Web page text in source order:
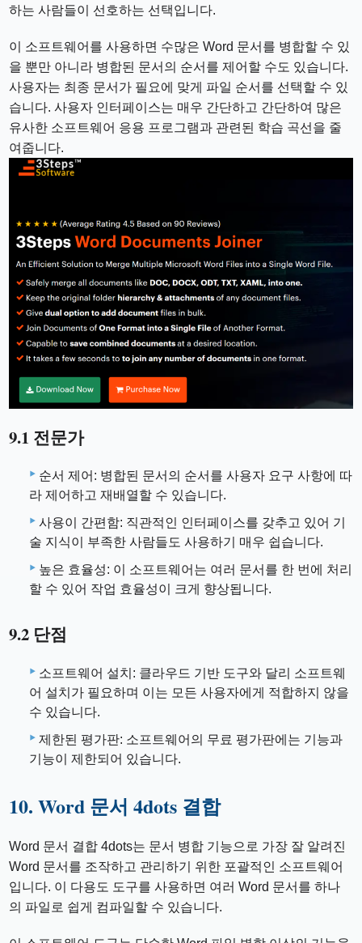
하는 사람들이 선호하는 선택입니다.
이 소프트웨어를 사용하면 수많은 Word 문서를 병합할 수 있
을 뿐만 아니라 병합된 문서의 순서를 제어할 수도 있습니다.
사용자는 최종 문서가 필요에 맞게 파일 순서를 선택할 수 있
습니다. 사용자 인터페이스는 매우 간단하고 간단하여 많은
유사한 소프트웨어 응용 프로그램과 관련된 학습 곡선을 줄
여줍니다.
9.1 전문가
순서 제어: 병합된 문서의 순서를 사용자 요구 사항에 따
라 제어하고 재배열할 수 있습니다.
사용이 간편함: 직관적인 인터페이스를 갖추고 있어 기
술 지식이 부족한 사람들도 사용하기 매우 쉽습니다.
높은 효율성: 이 소프트웨어는 여러 문서를 한 번에 처리
할 수 있어 작업 효율성이 크게 향상됩니다.
9.2 단점
소프트웨어 설치: 클라우드 기반 도구와 달리 소프트웨
어 설치가 필요하며 이는 모든 사용자에게 적합하지 않을
수 있습니다.
제한된 평가판: 소프트웨어의 무료 평가판에는 기능과
기능이 제한되어 있습니다.
10. Word 문서 4dots 결합
Word 문서 결합 4dots는 문서 병합 기능으로 가장 잘 알려진
Word 문서를 조작하고 관리하기 위한 포괄적인 소프트웨어
입니다. 이 다용도 도구를 사용하면 여러 Word 문서를 하나
의 파일로 쉽게 컴파일할 수 있습니다.